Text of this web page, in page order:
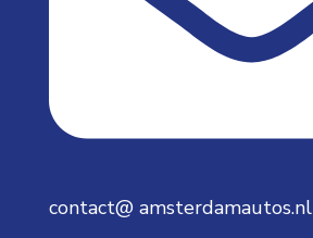
contact@ amsterdamautos.nl